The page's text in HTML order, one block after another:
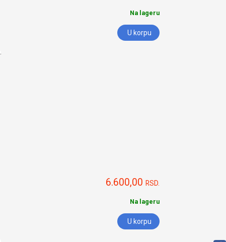
Na lageru
U korpu
6.600,00 RSD.
Na lageru
U korpu